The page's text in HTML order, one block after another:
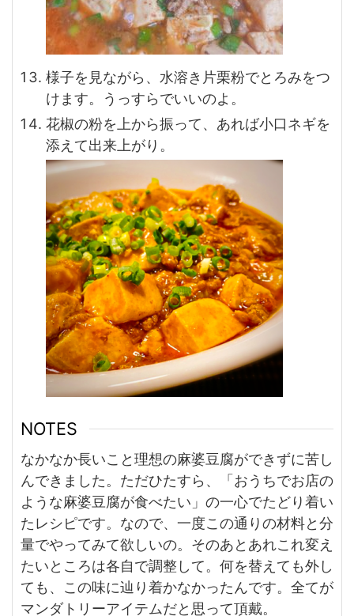
様子を見ながら、水溶き片栗粉でとろみをつ
けます。うっすらでいいのよ。
花椒の粉を上から振って、あれば小口ネギを
添えて出来上がり。
NOTES
なかなか長いこと理想の麻婆豆腐ができずに苦し
んできました。ただひたすら、「おうちでお店の
ような麻婆豆腐が食べたい」の一心でたどり着い
たレシピです。なので、一度この通りの材料と分
量でやってみて欲しいの。そのあとあれこれ変え
たいところは各自で調整して。何を替えても外し
ても、この味に辿り着かなかったんです。全てが
マンダトリーアイテムだと思って頂戴。